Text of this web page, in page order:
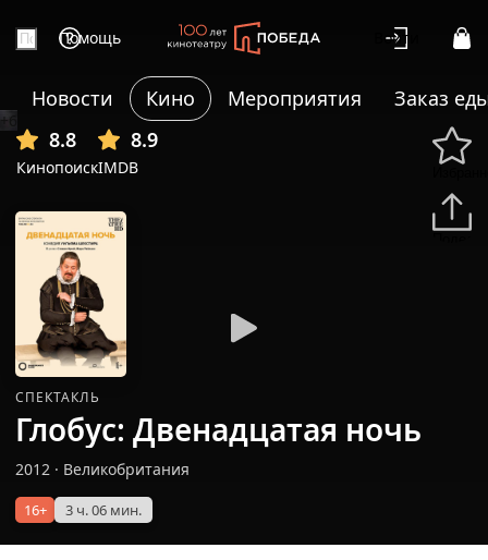
Помощь Войти
Новости Кино Мероприятия
Заказ
8.8
Кинопоиск
8.9
IMDB
+6
СПЕКТАКЛЬ
Глобус: Двенадцатая ночь
2012 · Великобритания
16+ 3 ч. 06 мин.